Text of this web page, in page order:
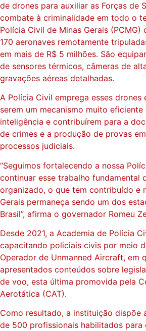
de drones para auxiliar as Forças de
combate à criminalidade em todo o
Polícia Civil de Minas Gerais
170 aeronaves remotamente
em mais de R$ 5 milhões. São
de sensores térmicos, câmeras de
gravações aéreas detalhadas.
A Polícia Civil emprega esses
serem um mecanismo muito
inteligência e contribuírem para a
de crimes e a produção de provas
processos judiciais.
“Seguimos fortalecendo a nossa
continuar esse trabalho fundamental
organizado, o que tem contribuído e
Gerais permaneça sendo um dos
Brasil”, afirma o governador Romeu
Desde 2021, a Academia de Polícia
capacitando policiais civis por meio
Operador de Unmanned Aircraft, em
apresentados conteúdos sobre
de voo, esta última promovida pela
Aerotática (CAT).
Como resultado, a instituição dispõe
de 500 profissionais habilitados para